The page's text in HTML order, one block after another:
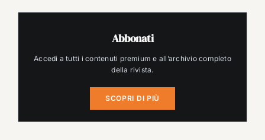
Abbonati
Accedi a tutti i contenuti premium e all’archivio completo
della rivista.
SCOPRI DI PIÙ